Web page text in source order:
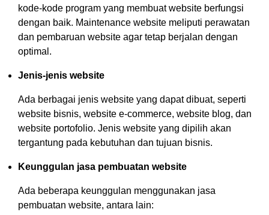
kode-kode program yang membuat website berfungsi
dengan baik. Maintenance website meliputi perawatan
dan pembaruan website agar tetap berjalan dengan
optimal.
Jenis-jenis website
Ada berbagai jenis website yang dapat dibuat, seperti
website bisnis, website e-commerce, website blog, dan
website portofolio. Jenis website yang dipilih akan
tergantung pada kebutuhan dan tujuan bisnis.
Keunggulan jasa pembuatan website
Ada beberapa keunggulan menggunakan jasa
pembuatan website, antara lain: